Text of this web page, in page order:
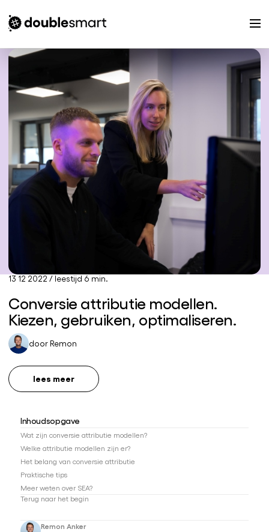
13 12 2022 / leestijd 6 min.
Conversie attributie modellen.
Kiezen, gebruiken, optimaliseren.
door Remon
lees meer
Inhoudsopgave
Wat zijn conversie attributie modellen?
Welke attributie modellen zijn er?
Het belang van conversie attributie
Praktische tips
Meer weten over SEA?
Terug naar het begin
Remon Anker